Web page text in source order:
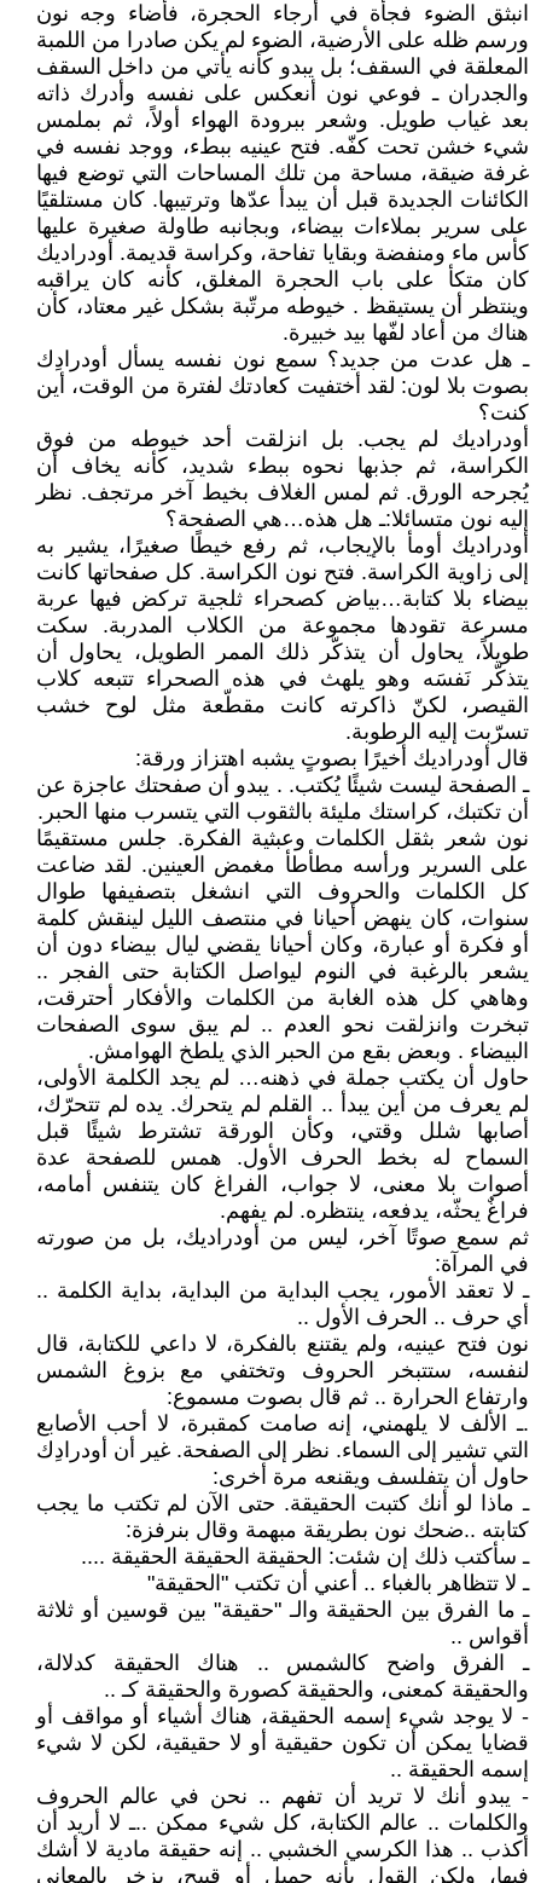
انبثق الضوء فجأة في أرجاء الحجرة، فأضاء وجه نون
ورسم ظله على الأرضية، الضوء لم يكن صادرا من اللمبة
المعلقة في السقف؛ بل يبدو كأنه يأتي من داخل السقف
والجدران ـ فوعي نون أنعكس على نفسه وأدرك ذاته
بعد غياب طويل. وشعر ببرودة الهواء أولاً، ثم بملمس
شيء خشن تحت كفّه. فتح عينيه ببطء، ووجد نفسه في
غرفة ضيقة، مساحة من تلك المساحات التي توضع فيها
الكائنات الجديدة قبل أن يبدأ عدّها وترتيبها. كان مستلقيًا
على سرير بملاءات بيضاء، وبجانبه طاولة صغيرة عليها
كأس ماء ومنفضة وبقايا تفاحة، وكراسة قديمة. أودراديك
كان متكأ على باب الحجرة المغلق، كأنه كان يراقبه
وينتظر أن يستيقظ . خيوطه مرتّبة بشكل غير معتاد، كأن
هناك من أعاد لفّها بيد خبيرة.
ـ هل عدت من جديد؟ سمع نون نفسه يسأل أودرادِك
بصوت بلا لون: لقد أختفيت كعادتك لفترة من الوقت، أين
كنت؟
أودراديك لم يجب. بل انزلقت أحد خيوطه من فوق
الكراسة، ثم جذبها نحوه ببطء شديد، كأنه يخاف أن
يُجرحه الورق. ثم لمس الغلاف بخيط آخر مرتجف. نظر
إليه نون متسائلا: ـ هل هذه…هي الصفحة؟
أودراديك أومأ بالإيجاب، ثم رفع خيطًا صغيرًا، يشير به
إلى زاوية الكراسة. فتح نون الكراسة. كل صفحاتها كانت
بيضاء بلا كتابة…بياض كصحراء ثلجية تركض فيها عربة
مسرعة تقودها مجموعة من الكلاب المدربة. سكت
طويلاً، يحاول أن يتذكّر ذلك الممر الطويل، يحاول أن
يتذكّر نَفسَه وهو يلهث في هذه الصحراء تتبعه كلاب
القيصر، لكنّ ذاكرته كانت مقطّعة مثل لوح خشب
تسرّبت إليه الرطوبة.
قال أودراديك أخيرًا بصوتٍ يشبه اهتزاز ورقة:
ـ الصفحة ليست شيئًا يُكتب. . يبدو أن صفحتك عاجزة عن
أن تكتبك، كراستك مليئة بالثقوب التي يتسرب منها الحبر.
نون شعر بثقل الكلمات وعبثية الفكرة. جلس مستقيمًا
على السرير ورأسه مطأطأ مغمض العينين. لقد ضاعت
كل الكلمات والحروف التي انشغل بتصفيفها طوال
سنوات، كان ينهض أحيانا في منتصف الليل لينقش كلمة
أو فكرة أو عبارة، وكان أحيانا يقضي ليال بيضاء دون أن
يشعر بالرغبة في النوم ليواصل الكتابة حتى الفجر ..
وهاهي كل هذه الغابة من الكلمات والأفكار أحترقت،
تبخرت وانزلقت نحو العدم .. لم يبق سوى الصفحات
البيضاء . وبعض بقع من الحبر الذي يلطخ الهوامش.
حاول أن يكتب جملة في ذهنه… لم يجد الكلمة الأولى،
لم يعرف من أين يبدأ .. القلم لم يتحرك. يده لم تتحرّك،
أصابها شلل وقتي، وكأن الورقة تشترط شيئًا قبل
السماح له بخط الحرف الأول. همس للصفحة عدة
أصوات بلا معنى، لا جواب، الفراغ كان يتنفس أمامه،
فراغٌ يحثّه، يدفعه، ينتظره. لم يفهم.
ثم سمع صوتًا آخر، ليس من أودراديك، بل من صورته
في المرآة:
ـ لا تعقد الأمور، يجب البداية من البداية، بداية الكلمة ..
أي حرف .. الحرف الأول ..
نون فتح عينيه، ولم يقتنع بالفكرة، لا داعي للكتابة، قال
لنفسه، ستتبخر الحروف وتختفي مع بزوغ الشمس
وارتفاع الحرارة .. ثم قال بصوت مسموع:
.ـ الألف لا يلهمني، إنه صامت كمقبرة، لا أحب الأصابع
التي تشير إلى السماء. نظر إلى الصفحة. غير أن أودرادِك
حاول أن يتفلسف ويقنعه مرة أخرى:
ـ ماذا لو أنك كتبت الحقيقة. حتى الآن لم تكتب ما يجب
كتابته .. ضحك نون بطريقة مبهمة وقال بنرفزة:
ـ سأكتب ذلك إن شئت: الحقيقة الحقيقة الحقيقة ....
ـ لا تتظاهر بالغباء .. أعني أن تكتب "الحقيقة"
ـ ما الفرق بين الحقيقة والـ "حقيقة" بين قوسين أو ثلاثة
أقواس ..
ـ الفرق واضح كالشمس .. هناك الحقيقة كدلالة،
والحقيقة كمعنى، والحقيقة كصورة والحقيقة كـ ..
- لا يوجد شيء إسمه الحقيقة، هناك أشياء أو مواقف أو
قضايا يمكن أن تكون حقيقية أو لا حقيقية، لكن لا شيء
إسمه الحقيقة ..
- يبدو أنك لا تريد أن تفهم .. نحن في عالم الحروف
والكلمات .. عالم الكتابة، كل شيء ممكن .. ـ لا أريد أن
أكذب .. هذا الكرسي الخشبي .. إنه حقيقة مادية لا أشك
فيها، ولكن القول بأنه جميل أو قبيح، يزخر بالمعاني